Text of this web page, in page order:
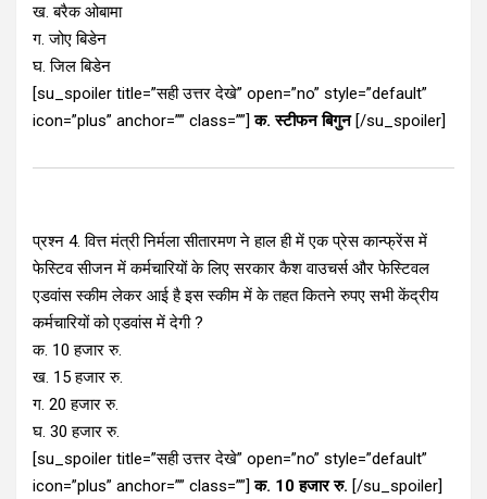
ख. बरैक ओबामा
ग. जोए बिडेन
घ. जिल बिडेन
[su_spoiler title=”सही उत्तर देखे” open=”no” style=”default”
icon=”plus” anchor=”” class=””]क. स्टीफन बिगुन[/su_spoiler]
प्रश्न 4. वित्त मंत्री निर्मला सीतारमण ने हाल ही में एक प्रेस कान्फ्रेंस में
फेस्टिव सीजन में कर्मचारियों के लिए सरकार कैश वाउचर्स और फेस्टिवल
एडवांस स्कीम लेकर आई है इस स्कीम में के तहत कितने रुपए सभी केंद्रीय
कर्मचारियों को एडवांस में देगी ?
क. 10 हजार रु.
ख. 15 हजार रु.
ग. 20 हजार रु.
घ. 30 हजार रु.
[su_spoiler title=”सही उत्तर देखे” open=”no” style=”default”
icon=”plus” anchor=”” class=””]क. 10 हजार रु. [/su_spoiler]